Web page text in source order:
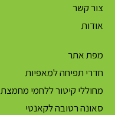
צור קשר
אודות
מפת אתר
חדרי תפיחה למאפיות
מחוללי קיטור ללחמי מחמצת
סאונה רטובה לקאנטי